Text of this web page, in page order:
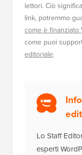
lettori. Ciò
link, potremmo
come è finanziato
come puoi
editoriale.
Lo Staff
esperti